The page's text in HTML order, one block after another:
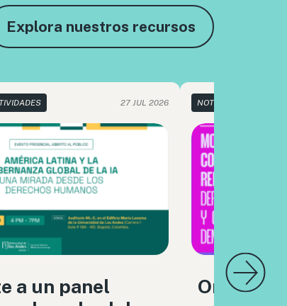
Explora nuestros recursos
27 JUL 2026
a un panel
NOTICIAS Y